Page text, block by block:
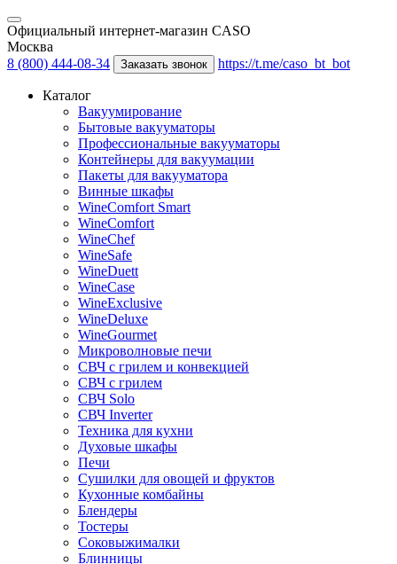
Официальный интернет-магазин CASO
Москва
8 (800) 444-08-34
Заказать звонок https://t.me/caso_bt_bot
Каталог
Вакуумирование
Бытовые вакууматоры
Профессиональные вакууматоры
Контейнеры для вакуумации
Пакеты для вакууматора
Винные шкафы
WineComfort Smart
WineComfort
WineChef
WineSafe
WineDuett
WineCase
WineExclusive
WineDeluxe
WineGourmet
Микроволновые печи
СВЧ с грилем и конвекцией
СВЧ с грилем
СВЧ Solo
СВЧ Inverter
Техника для кухни
Духовые шкафы
Печи
Сушилки для овощей и фруктов
Кухонные комбайны
Блендеры
Тостеры
Соковыжималки
Блинницы